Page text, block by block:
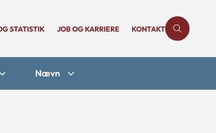
STATISTIK JOB OG KARRIERE KONTAKT
Nævn